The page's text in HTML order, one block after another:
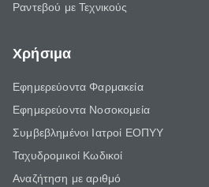
Ραντεβού με Τεχνικούς
Χρήσιμα
Εφημερεύοντα Φαρμακεία
Εφημερεύοντα Νοσοκομεία
Συμβεβλημένοι Ιατροί ΕΟΠΥΥ
Ταχυδρομικοί Κωδικοί
Αναζήτηση με αριθμό